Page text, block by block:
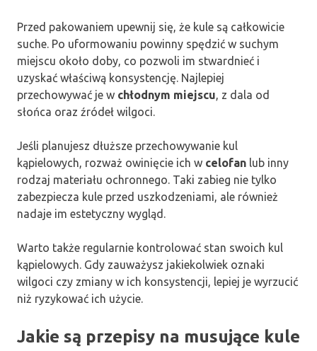
Przed pakowaniem upewnij się, że kule są całkowicie
suche. Po uformowaniu powinny spędzić w suchym
miejscu około doby, co pozwoli im stwardnieć i
uzyskać właściwą konsystencję. Najlepiej
przechowywać je w chłodnym miejscu, z dala od
słońca oraz źródeł wilgoci.
Jeśli planujesz dłuższe przechowywanie kul
kąpielowych, rozważ owinięcie ich w celofan lub inny
rodzaj materiału ochronnego. Taki zabieg nie tylko
zabezpiecza kule przed uszkodzeniami, ale również
nadaje im estetyczny wygląd.
Warto także regularnie kontrolować stan swoich kul
kąpielowych. Gdy zauważysz jakiekolwiek oznaki
wilgoci czy zmiany w ich konsystencji, lepiej je wyrzucić
niż ryzykować ich użycie.
Jakie są przepisy na musujące kule